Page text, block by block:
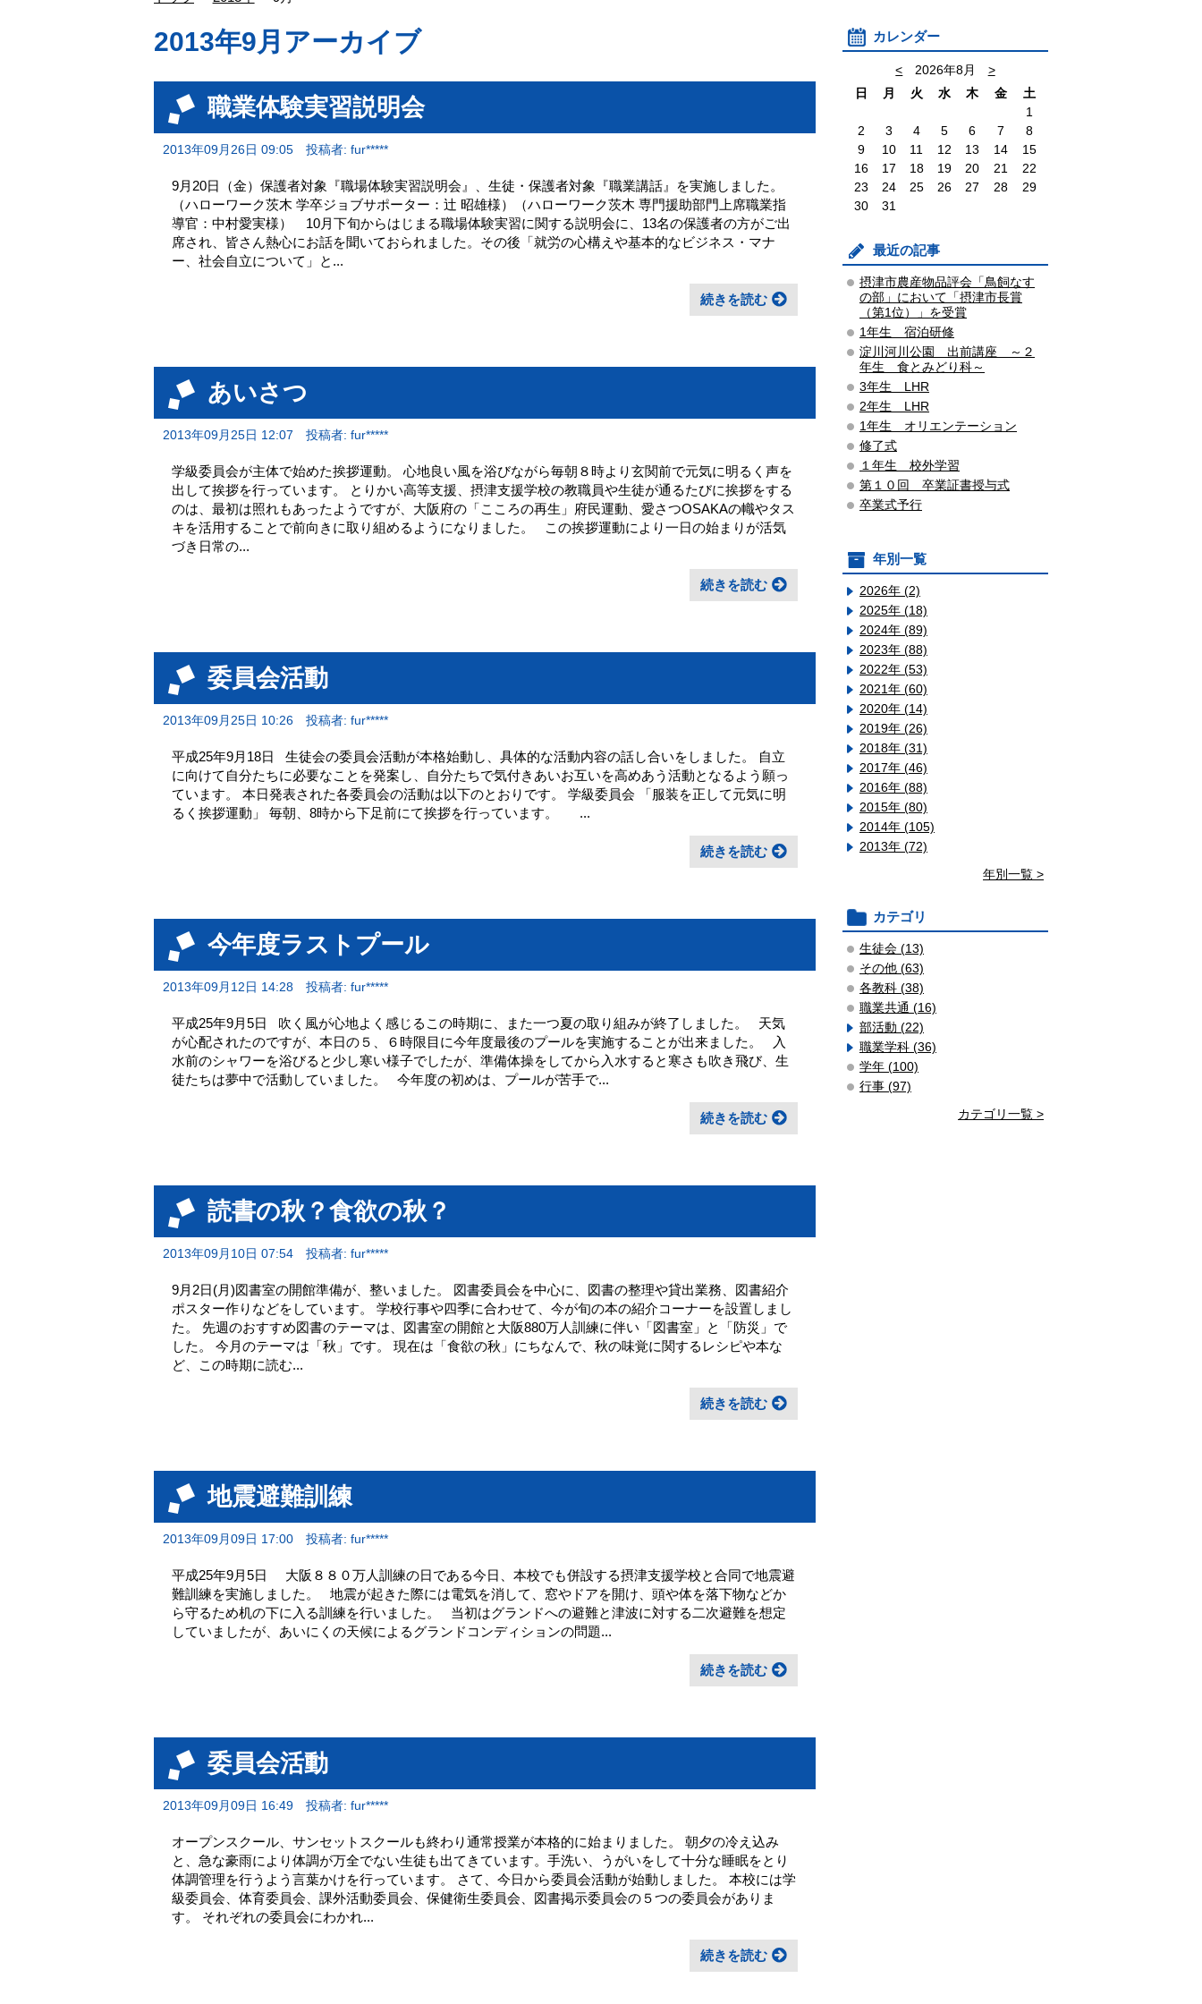
2013年9月アーカイブ
職業体験実習説明会
2013年09月26日 09:05 投稿者: fur*****
9月20日（金）保護者対象『職場体験実習説明会』、生徒・保護者対象『職業講話』を実施しました。
（ハローワーク茨木 学卒ジョブサポーター：辻 昭雄様）（ハローワーク茨木 専門援助部門上席職業指
導官：中村愛実様） 10月下旬からはじまる職場体験実習に関する説明会に、13名の保護者の方がご出
席され、皆さん熱心にお話を聞いておられました。その後「就労の心構えや基本的なビジネス・マナ
ー、社会自立について」と...
続きを読む
あいさつ
2013年09月25日 12:07 投稿者: fur*****
学級委員会が主体で始めた挨拶運動。 心地良い風を浴びながら毎朝８時より玄関前で元気に明るく声を
出して挨拶を行っています。 とりかい高等支援、摂津支援学校の教職員や生徒が通るたびに挨拶をする
のは、最初は照れもあったようですが、大阪府の「こころの再生」府民運動、愛さつOSAKAの幟やタス
キを活用することで前向きに取り組めるようになりました。 この挨拶運動により一日の始まりが活気
づき日常の...
続きを読む
委員会活動
2013年09月25日 10:26 投稿者: fur*****
平成25年9月18日 生徒会の委員会活動が本格始動し、具体的な活動内容の話し合いをしました。 自立
に向けて自分たちに必要なことを発案し、自分たちで気付きあいお互いを高めあう活動となるよう願っ
ています。 本日発表された各委員会の活動は以下のとおりです。 学級委員会 「服装を正して元気に明
るく挨拶運動」 毎朝、8時から下足前にて挨拶を行っています。 ...
続きを読む
今年度ラストプール
2013年09月12日 14:28 投稿者: fur*****
平成25年9月5日 吹く風が心地よく感じるこの時期に、また一つ夏の取り組みが終了しました。 天気
が心配されたのですが、本日の５、６時限目に今年度最後のプールを実施することが出来ました。 入
水前のシャワーを浴びると少し寒い様子でしたが、準備体操をしてから入水すると寒さも吹き飛び、生
徒たちは夢中で活動していました。 今年度の初めは、プールが苦手で...
続きを読む
読書の秋？食欲の秋？
2013年09月10日 07:54 投稿者: fur*****
9月2日(月)図書室の開館準備が、整いました。 図書委員会を中心に、図書の整理や貸出業務、図書紹介
ポスター作りなどをしています。 学校行事や四季に合わせて、今が旬の本の紹介コーナーを設置しまし
た。 先週のおすすめ図書のテーマは、図書室の開館と大阪880万人訓練に伴い「図書室」と「防災」で
した。 今月のテーマは「秋」です。 現在は「食欲の秋」にちなんで、秋の味覚に関するレシピや本な
ど、この時期に読む...
続きを読む
地震避難訓練
2013年09月09日 17:00 投稿者: fur*****
平成25年9月5日 大阪８８０万人訓練の日である今日、本校でも併設する摂津支援学校と合同で地震避
難訓練を実施しました。 地震が起きた際には電気を消して、窓やドアを開け、頭や体を落下物などか
ら守るため机の下に入る訓練を行いました。 当初はグランドへの避難と津波に対する二次避難を想定
していましたが、あいにくの天候によるグランドコンディションの問題...
続きを読む
委員会活動
2013年09月09日 16:49 投稿者: fur*****
オープンスクール、サンセットスクールも終わり通常授業が本格的に始まりました。 朝夕の冷え込み
と、急な豪雨により体調が万全でない生徒も出てきています。手洗い、うがいをして十分な睡眠をとり
体調管理を行うよう言葉かけを行っています。 さて、今日から委員会活動が始動しました。 本校には学
級委員会、体育委員会、課外活動委員会、保健衛生委員会、図書掲示委員会の５つの委員会がありま
す。 それぞれの委員会にわかれ...
続きを読む
カレンダー
< 2026年8月
>
日
月 火 水 木 金
土
1
2
3 4 5 6 7
8
9
10 11 12 13 14
15
16
17 18 19 20 21
22
23
24 25 26 27 28
29
30
31
最近の記事
摂津市農産物品評会「鳥飼なす
の部」において「摂津市長賞
（第1位）」を受賞
1年生 宿泊研修
淀川河川公園 出前講座 ～２
年生 食とみどり科～
3年生 LHR
2年生 LHR
1年生 オリエンテーション
修了式
１年生 校外学習
第１０回 卒業証書授与式
卒業式予行
年別一覧
2026年 (2)
2025年 (18)
2024年 (89)
2023年 (88)
2022年 (53)
2021年 (60)
2020年 (14)
2019年 (26)
2018年 (31)
2017年 (46)
2016年 (88)
2015年 (80)
2014年 (105)
2013年 (72)
年別一覧 >
カテゴリ
生徒会 (13)
その他 (63)
各教科 (38)
職業共通 (16)
部活動 (22)
職業学科 (36)
学年 (100)
行事 (97)
カテゴリ一覧 >